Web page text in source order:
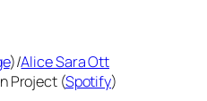
)/Alice Sara Ott
Project (Spotify)